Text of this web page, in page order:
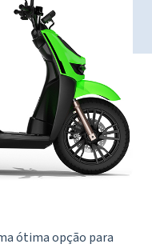
ótima opção para